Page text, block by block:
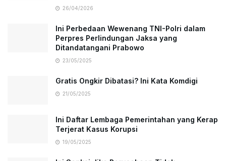
26/04/2026
Ini Perbedaan Wewenang TNI-Polri dalam
Perpres Perlindungan Jaksa yang
Ditandatangani Prabowo
23/05/2025
Gratis Ongkir Dibatasi? Ini Kata Komdigi
21/05/2025
Ini Daftar Lembaga Pemerintahan yang Kerap
Terjerat Kasus Korupsi
19/05/2025